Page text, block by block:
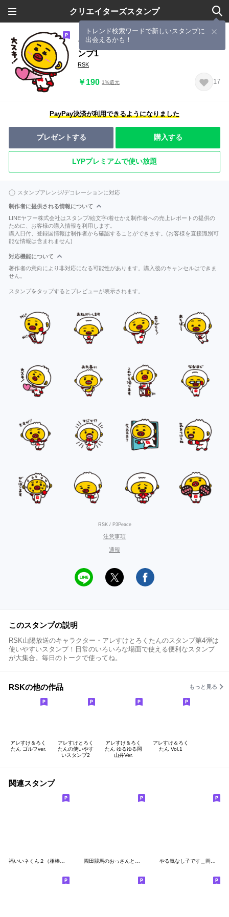
クリエイターズスタンプ
トレンド検索ワードで新しいスタンプに
出会えるかも！
アレすけとろくたんの使いやすいスタ
ンプ1
RSK
￥190 1%還元 17
PayPay決済が利用できるようになりました
プレゼントする 購入する
LYPプレミアムで使い放題
スタンプアレンジ/デコレーションに対応
制作者に提供される情報について
LINEヤフー株式会社はスタンプ/絵文字/着せかえ制作者への売上レポートの提供の
ために、お客様の購入情報を利用します。
購入日付、登録国情報は制作者から確認することができます。(お客様を直接識別可
能な情報は含まれません)
対応機能について
著作者の意向により非対応になる可能性があります。購入後のキャンセルはできま
せん。
スタンプをタップするとプレビューが表示されます。
RSK / P3Peace
注意事項
通報
このスタンプの説明
RSK山陽放送のキャラクター・アレすけとろくたんのスタンプ第4弾は
使いやすいスタンプ！日常のいろいろな場面で使える便利なスタンプ
が大集合。毎日のトークで使ってね。
RSKの他の作品 もっと見る
アレすけ＆ろく
たん ゴルフver.
アレすけとろく
たんの使いやす
いスタンプ2
アレすけ＆ろく
たん ゆるゆる岡
山弁Ver.
アレすけ＆ろく
たん Vol.1
関連スタンプ
福いいネくん２（相棒犬 福いいヌ登場！） 園田競馬のおっさんとネェちゃん やる気なし子です＿岡山弁Ver. その2